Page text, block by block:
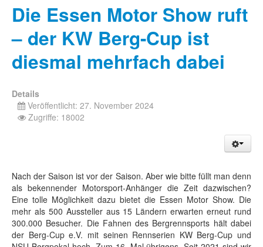
Die Essen Motor Show ruft
– der KW Berg-Cup ist
diesmal mehrfach dabei
Details
Veröffentlicht: 27. November 2024
Zugriffe: 18002
Nach der Saison ist vor der Saison. Aber wie bitte füllt man denn
als bekennender Motorsport-Anhänger die Zeit dazwischen?
Eine tolle Möglichkeit dazu bietet die Essen Motor Show. Die
mehr als 500 Aussteller aus 15 Ländern erwarten erneut rund
300.000 Besucher. Die Fahnen des Bergrennsports hält dabei
der Berg-Cup e.V. mit seinen Rennserien KW Berg-Cup und